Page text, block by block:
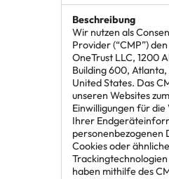
Wir nutzen als
Provider (“CMP”)
OneTrust LLC, 1200
Building 600,
United States. Das
unseren Websites
Einwilligungen für
Ihrer
personenbezogenen
Cookies oder
haben mithilfe des